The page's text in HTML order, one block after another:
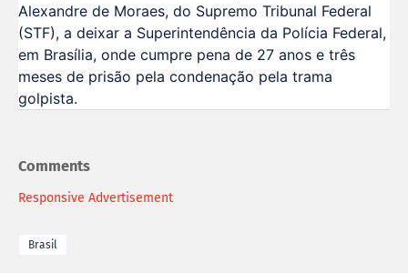
Alexandre de Moraes, do Supremo Tribunal Federal
(STF), a deixar a Superintendência da Polícia Federal,
em Brasília, onde cumpre pena de 27 anos e três
meses de prisão pela condenação pela trama
golpista.
Comments
Responsive Advertisement
Brasil